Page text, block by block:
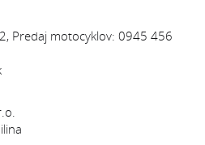
Predaj motocyklov: 0945 456